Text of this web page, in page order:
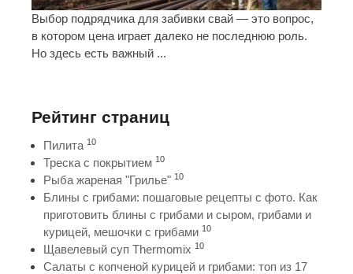
Выбор подрядчика для забивки свай — это вопрос,
в котором цена играет далеко не последнюю роль.
Но здесь есть важный ...
Рейтинг страниц
Пилита 10
Треска с покрытием 10
Рыба жареная "Грилье" 10
Блины с грибами: пошаговые рецепты с фото. Как
приготовить блины с грибами и сыром, грибами и
курицей, мешочки с грибами 10
Щавелевый суп Thermomix 10
Салаты с копченой курицей и грибами: топ из 17